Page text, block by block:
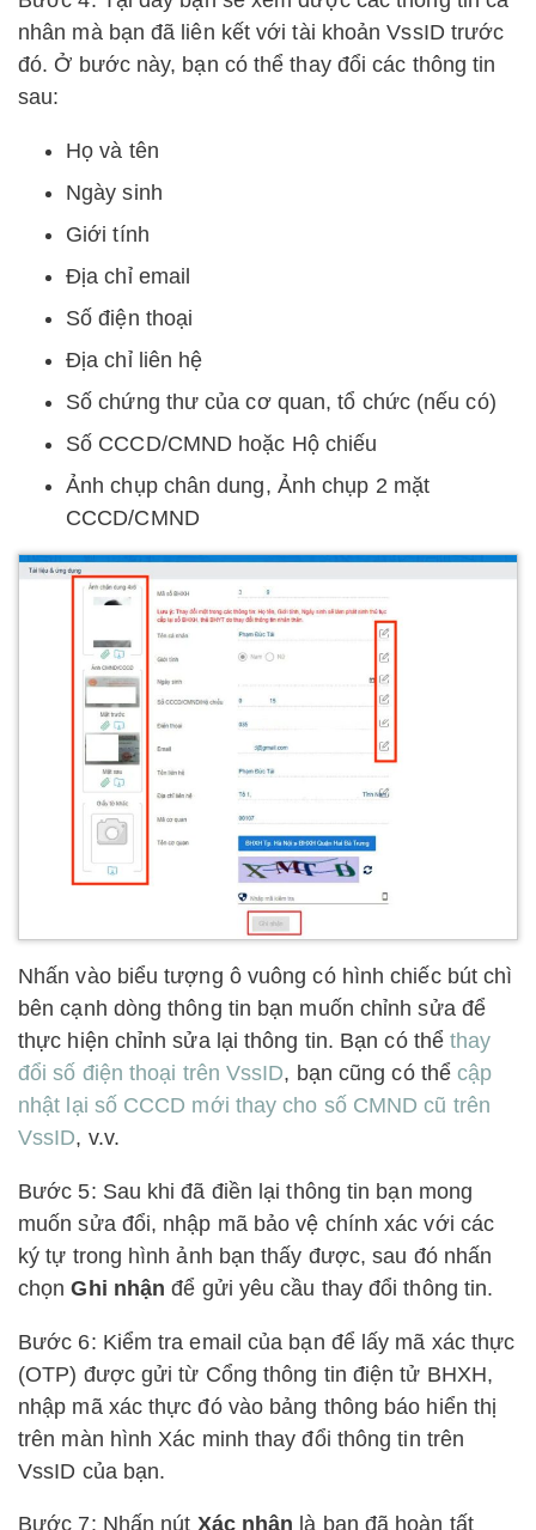
nhân mà bạn đã liên kết với tài khoản VssID trước
đó. Ở bước này, bạn có thể thay đổi các thông tin
sau:
Họ và tên
Ngày sinh
Giới tính
Địa chỉ email
Số điện thoại
Địa chỉ liên hệ
Số chứng thư của cơ quan, tổ chức (nếu có)
Số CCCD/CMND hoặc Hộ chiếu
Ảnh chụp chân dung, Ảnh chụp 2 mặt
CCCD/CMND
Nhấn vào biểu tượng ô vuông có hình chiếc bút chì
bên cạnh dòng thông tin bạn muốn chỉnh sửa để
thực hiện chỉnh sửa lại thông tin. Bạn có thểthay
đổi số điện thoại trên VssID, bạn cũng có thểcập
nhật lại số CCCD mới thay cho số CMND cũ trên
VssID, v.v.
Bước 5: Sau khi đã điền lại thông tin bạn mong
muốn sửa đổi, nhập mã bảo vệ chính xác với các
ký tự trong hình ảnh bạn thấy được, sau đó nhấn
chọnGhi nhận để gửi yêu cầu thay đổi thông tin.
Bước 6: Kiểm tra email của bạn để lấy mã xác thực
(OTP) được gửi từ Cổng thông tin điện tử BHXH,
nhập mã xác thực đó vào bảng thông báo hiển thị
trên màn hình Xác minh thay đổi thông tin trên
VssID của bạn.
Bước 7: Nhấn nút Xác nhận là bạn đã hoàn tất